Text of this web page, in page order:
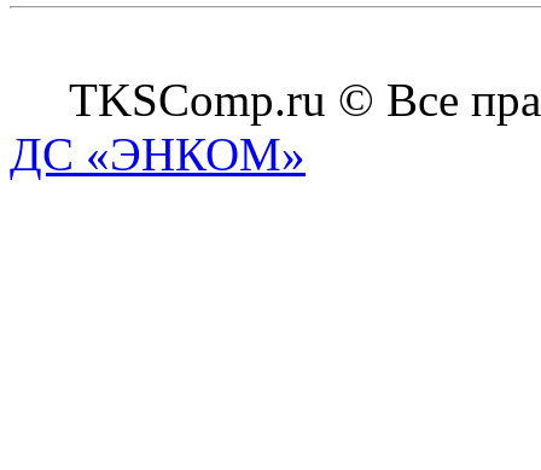
TKSComp.ru © Все
ДС «ЭНКОМ»